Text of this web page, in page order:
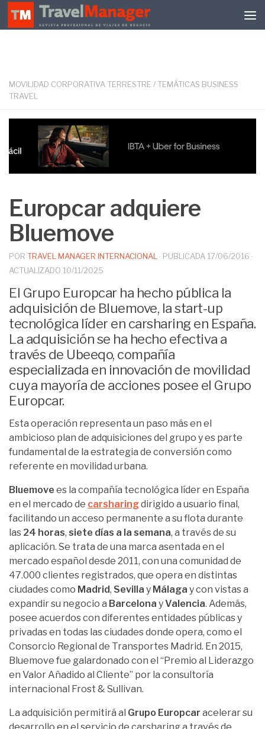
Debajo del contenido
MOVILIDAD CORPORATIVA TERRESTRE / TEMÁTICAS BUSINESS
TRAVEL
Europcar adquiere
Bluemove
POR TRAVEL MANAGER INTERNACIONAL · PUBLICADA 17/06/2016 ·
ACTUALIZADO 10/11/2025
El Grupo Europcar ha hecho pública la
adquisición de Bluemove, la start-up
tecnológica líder en carsharing en España.
La adquisición se ha hecho efectiva a
través de Ubeeqo, compañía
especializada en innovación de movilidad
cuya mayoría de acciones posee el Grupo
Europcar.
Esta operación representa un paso más en el
ambicioso plan de adquisiciones del grupo y es parte
fundamental de la estrategia de conversión como
referente en movilidad urbana.
Bluemove es la compañía tecnológica líder en España
en el mercado de carsharingdirigido a usuario final,
facilitando un acceso permanente a su flota durante
las 24 horas, siete días a la semana, a través de su
aplicación. Se trata de una marca asentada en el
mercado español desde 2011, con una comunidad de
47.000 clientes registrados, que opera en distintas
ciudades como Madrid, Sevilla y Málaga y con vistas a
expandir su negocio a Barcelona yValencia. Además,
posee acuerdos con diferentes entidades públicas y
privadas en todas las ciudades donde opera, como el
Consorcio Regional de Transportes Madrid. En 2015,
Bluemove fue galardonado con el “Premio al Liderazgo
en Valor Añadido al Cliente” por la consultoría
internacional Frost & Sullivan.
La adquisición permitirá al Grupo Europcar acelerar su